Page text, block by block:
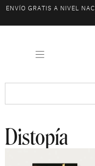
ENVÍO GRATIS A NIVEL
Distopía